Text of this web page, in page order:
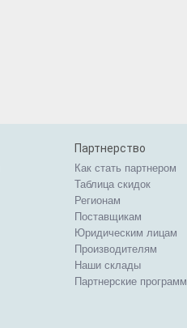
Партнерство
Как стать партнером
Таблица скидок
Регионам
Поставщикам
Юридическим лицам
Производителям
Наши склады
Партнерские